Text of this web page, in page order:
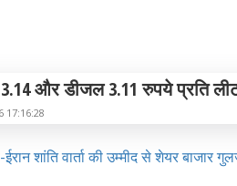
और डीजल 3.11 रुपये प्रति
17:16:28